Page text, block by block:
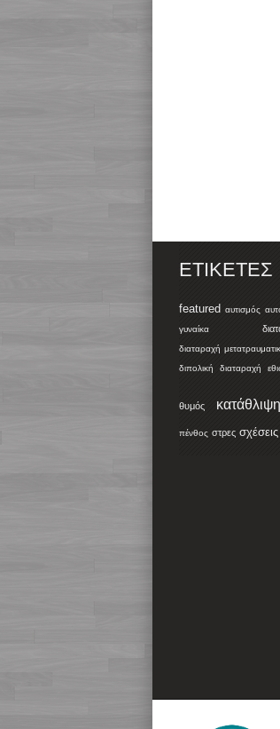
ΕΤΙΚΈΤΕΣ
featured αυτισμός
γυναίκα
διαταραχή
διπολική διαταραχή
θυμός κατάθλιψη
πένθος στρες σχέσεις